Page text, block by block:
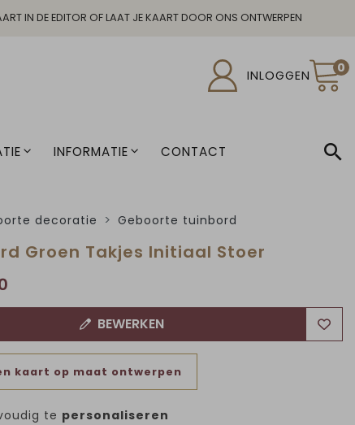
IN DE EDITOR OF LAAT JE KAART DOOR ONS ONTWERPEN
INLOGGEN 0
INFORMATIE CONTACT
decoratie Geboorte tuinbord
Groen Takjes Initiaal Stoer
BEWERKEN
kaart op maat ontwerpen
te personaliseren